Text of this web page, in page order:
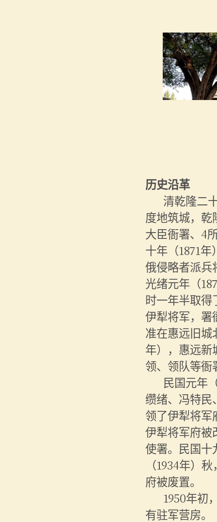
历史沿革
清乾隆二
度地筑城，乾
大臣衙署、4
十年（1871
俄侵略者派兵
光绪元年（
时一年半取得
伊犁将军，署
准在惠远旧城
年），惠远新
领、领队等衙
民国元年
缵绪、冯特民
领了伊犁将军
伊犁将军府被
使署。民国十
（1934年）
府被废置。
1950年初
有驻军营房。